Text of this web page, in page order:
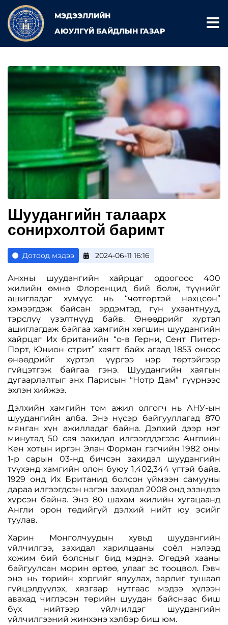
МЭДЭЭЛЛИЙН
АЮУЛГҮЙ БАЙДЛЫН ГАЗАР
Шуудангийн талаарх
сонирхолтой баримт
Дотоод мэдээ 2024-06-11 16:16
Анхны шуудангийн хайрцаг одоогоос 400
жилийн өмнө Флоренцид бий болж, түүнийг
ашигладаг хүмүүс нь “чөтгөртэй нөхцсөн”
хэмээгдэж байсан эрдэмтэд, гүн ухаантнууд,
тэрслүү үзэлтнүүд байв. Өнөөдрийг хүртэл
ашиглагдаж байгаа хамгийн хөгшин шуудангийн
хайрцаг Их британийн “о-в Герни, Сент Питер-
Порт, Юнион стрит” хаягт байх агаад 1853 оноос
өнөөдрийг хүртэл үүргээ нэр төртэйгээр
гүйцэтгэж байгаа гэнэ. Шуудангийн хаягын
дугаарлалтыг анх Парисын “Нотр Дам” гүүрнээс
эхлэн хийжээ.
Дэлхийн хамгийн том ажил олгогч нь АНУ-ын
шуудангийн алба. Энэ нүсэр байгууллагад 870
мянган хүн ажилладаг байна. Дэлхий дээр нэг
минутад 50 сая захидал илгээгддэгээс Английн
Кен хотын иргэн Элан Форман гэгчийн 1982 оны
1-р сарын 03-нд бичсэн захидал шуудангийн
түүхэнд хамгийн олон буюу 1,402,344 үгтэй байв.
1929 онд Их Британид болсон үймээн самууны
дараа илгээгдсэн нэгэн захидал 2008 онд эзэндээ
хүрсэн байна. Энэ 80 шахам жилийн хугацаанд
Англи орон төдийгүй дэлхий нийт юу эсийг
туулав.
Харин Монголчуудын хувьд шуудангийн
үйлчилгээ, захидал харилцааны соёл нэлээд
хожим бий болсныг бид мэднэ. Өгөдэй хааны
байгуулсан морин өртөө, улааг эс тооцвол. Гэвч
энэ нь төрийн хэргийг явуулах, зарлиг тушаал
гүйцэлдүүлэх, хязгаар нутгаас мэдээ хүлээн
авахад чиглэсэн төрийн шуудан байснаас биш
бүх нийтээр үйлчилдэг шуудангийн
үйлчилгээний жинхэнэ хэлбэр биш юм.